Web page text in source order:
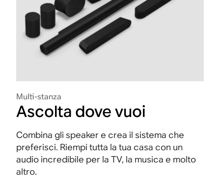
Multi-stanza
Ascolta dove vuoi
Combina gli speaker e crea il sistema che
preferisci. Riempi tutta la tua casa con un
audio incredibile per la TV, la musica e molto
altro.